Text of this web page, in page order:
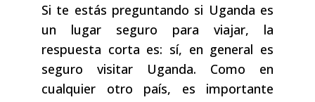
Si te estás preguntando si Uganda es
un lugar seguro para viajar, la
respuesta corta es: sí, en general es
seguro visitar Uganda. Como en
cualquier otro país, es importante